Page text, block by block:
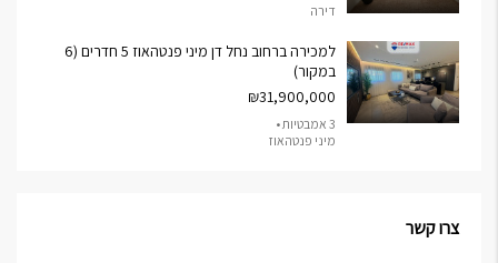
דירה
למכירה ברחוב נחל דן מיני פנטהאוז 5 חדרים (6
במקור)
₪31,900,000
3 אמבטיות •
מיני פנטהאוז
צרו קשר